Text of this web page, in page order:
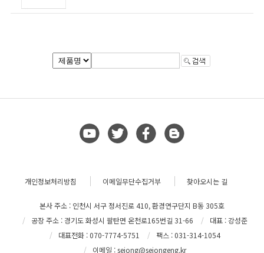
개인정보처리방침 이메일무단수집거부 찾아오시는 길
본사 주소 : 인천시 서구 정서진로 410, 환경연구단지 B동 305호
공장 주소 : 경기도 화성시 팔탄면 온천로165번길 31-66
대표 : 강성준
대표전화 : 070-7774-5751
팩스 : 031-314-1054
이메일 : sejong@sejongeng.kr